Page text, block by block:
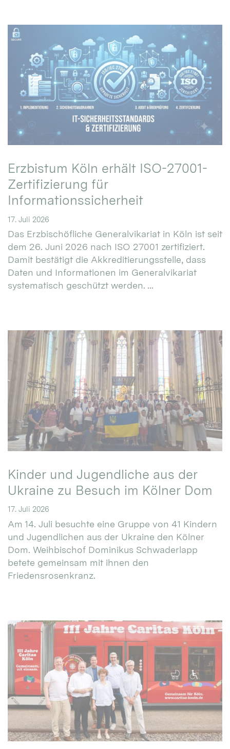
Erzbistum Köln erhält ISO-27001-
Zertifizierung für
Informationssicherheit
17. Juli 2026
Das Erzbischöfliche Generalvikariat in Köln ist seit
dem 26. Juni 2026 nach ISO 27001 zertifiziert.
Damit bestätigt die Akkreditierungsstelle, dass
Daten und Informationen im Generalvikariat
systematisch geschützt werden. ...
Kinder und Jugendliche aus der
Ukraine zu Besuch im Kölner Dom
17. Juli 2026
Am 14. Juli besuchte eine Gruppe von 41 Kindern
und Jugendlichen aus der Ukraine den Kölner
Dom. Weihbischof Dominikus Schwaderlapp
betete gemeinsam mit ihnen den
Friedensrosenkranz.